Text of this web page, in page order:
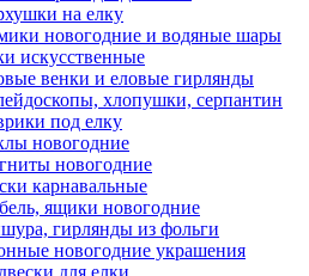
на елку
новогодние и водяные шары
искусственные
венки и еловые гирлянды
хлопушки, серпантин
под елку
новогодние
новогодние
карнавальные
ящики новогодние
гирлянды из фольги
новогодние украшения
для елки